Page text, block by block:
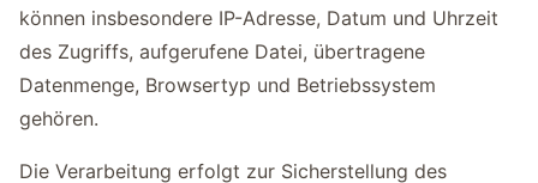
können insbesondere IP-Adresse, Datum und Uhrzeit
des Zugriffs, aufgerufene Datei, übertragene
Datenmenge, Browsertyp und Betriebssystem
gehören.
Die Verarbeitung erfolgt zur Sicherstellung des